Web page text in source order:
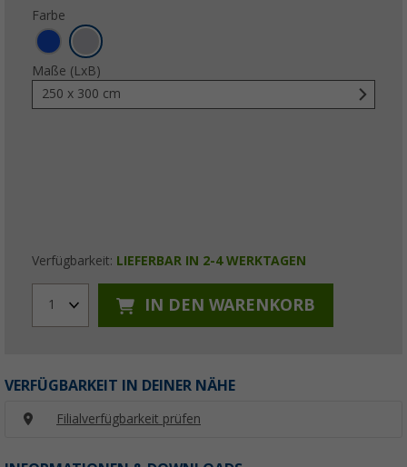
Farbe
Maße (LxB)
250 x 300 cm
Verfügbarkeit: LIEFERBAR IN 2-4 WERKTAGEN
1 IN DEN WARENKORB
VERFÜGBARKEIT IN DEINER NÄHE
Filialverfügbarkeit prüfen